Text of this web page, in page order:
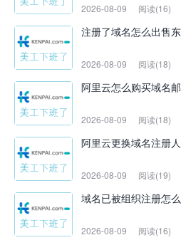
2026-08-09 阅读(16)
注册了域名怎么出售
2026-08-09 阅读(18)
阿里云怎么购买域名
2026-08-09 阅读(18)
阿里云更换域名注册
2026-08-09 阅读(19)
域名已被组织注册怎
2026-08-09 阅读(16)